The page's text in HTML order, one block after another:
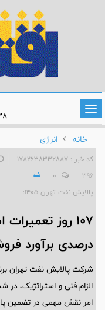
تغییر
وضعیت
ناوبری
خانه
انرژی
کد خبر : 1782638332887
396
0
پالایش نفت تهران ۱۴۰۵:
درصدی برآورد
شرکت پالایش نفت تهران
الزام فنی و استراتژیک،
امر نقش مهمی در تضمین